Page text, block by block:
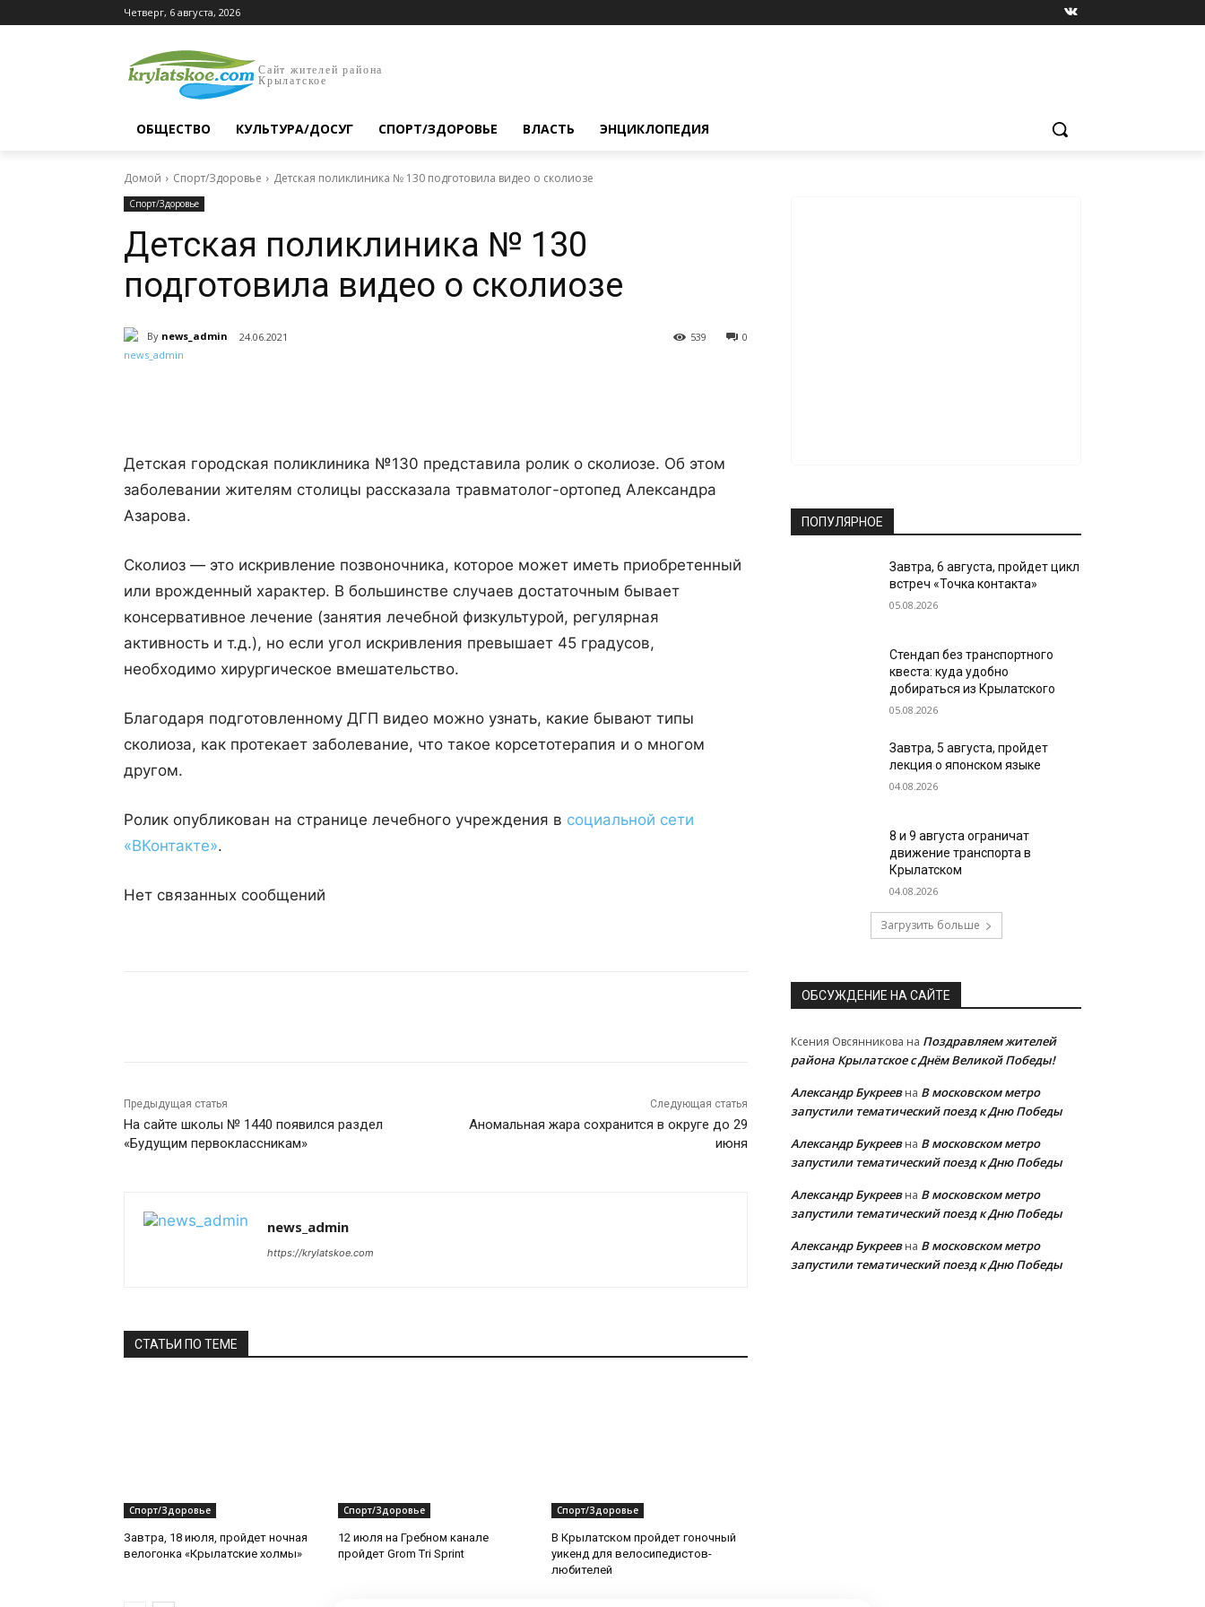
Четверг, 6 августа, 2026
Сайт жителей района
Крылатское
ОБЩЕСТВО КУЛЬТУРА/ДОСУГ СПОРТ/ЗДОРОВЬЕ ВЛАСТЬ ЭНЦИКЛОПЕДИЯ
Домой Спорт/Здоровье Детская поликлиника № 130 подготовила видео о сколиозе
Спорт/Здоровье
Детская поликлиника № 130
подготовила видео о сколиозе
By news_admin 24.06.2021 0
539
Детская городская поликлиника №130 представила ролик о сколиозе. Об этом
заболевании жителям столицы рассказала травматолог-ортопед Александра
Азарова.
Сколиоз — это искривление позвоночника, которое может иметь приобретенный
или врожденный характер. В большинстве случаев достаточным бывает
консервативное лечение (занятия лечебной физкультурой, регулярная
активность и т.д.), но если угол искривления превышает 45 градусов,
необходимо хирургическое вмешательство.
Благодаря подготовленному ДГП видео можно узнать, какие бывают типы
сколиоза, как протекает заболевание, что такое корсетотерапия и о многом
другом.
Ролик опубликован на странице лечебного учреждения в социальной сети
«ВКонтакте».
Нет связанных сообщений
Предыдущая статья
На сайте школы № 1440 появился раздел
«Будущим первоклассникам»
Следующая статья
Аномальная жара сохранится в округе до 29
июня
news_admin
https://krylatskoe.com
СТАТЬИ ПО ТЕМЕ
Спорт/Здоровье
Завтра, 18 июля, пройдет ночная
велогонка «Крылатские холмы»
Спорт/Здоровье
12 июля на Гребном канале
пройдет Grom Tri Sprint
Спорт/Здоровье
В Крылатском пройдет гоночный
уикенд для велосипедистов-
любителей
ПОПУЛЯРНОЕ
Завтра, 6 августа, пройдет цикл
встреч «Точка контакта»
05.08.2026
Стендап без транспортного
квеста: куда удобно
добираться из Крылатского
05.08.2026
Завтра, 5 августа, пройдет
лекция о японском языке
04.08.2026
8 и 9 августа ограничат
движение транспорта в
Крылатском
04.08.2026
Загрузить больше
ОБСУЖДЕНИЕ НА САЙТЕ
Ксения Овсянникова на Поздравляем жителей
района Крылатское с Днём Великой Победы!
Александр Букреевна В московском метро
запустили тематический поезд к Дню Победы
Александр Букреевна В московском метро
запустили тематический поезд к Дню Победы
Александр Букреевна В московском метро
запустили тематический поезд к Дню Победы
Александр Букреевна В московском метро
запустили тематический поезд к Дню Победы